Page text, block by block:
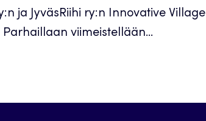
ja JyväsRiihi ry:n Innovative
viimeistellään...